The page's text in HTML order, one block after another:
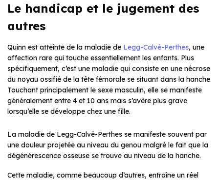
Le handicap et le jugement des
autres
Quinn est atteinte de la maladie de Legg-Calvé-Perthes, une
affection rare qui touche essentiellement les enfants. Plus
spécifiquement, c’est une maladie qui consiste en une nécrose
du noyau ossifié de la tête fémorale se situant dans la hanche.
Touchant principalement le sexe masculin, elle se manifeste
généralement entre 4 et 10 ans mais s’avère plus grave
lorsqu’elle se développe chez une fille.
La maladie de Legg-Calvé-Perthes se manifeste souvent par
une douleur projetée au niveau du genou malgré le fait que la
dégénérescence osseuse se trouve au niveau de la hanche.
Cette maladie, comme beaucoup d’autres, entraîne un réel